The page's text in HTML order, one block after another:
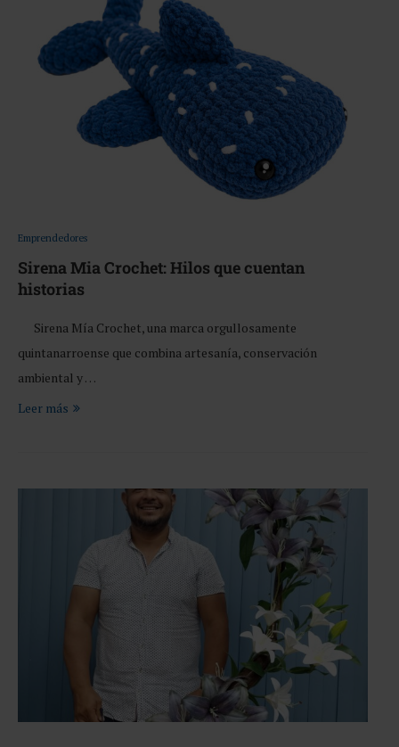
Emprendedores
Sirena Mia Crochet: Hilos que cuentan
historias
Sirena Mía Crochet, una marca orgullosamente
quintanarroense que combina artesanía, conservación
ambiental y …
Leer más